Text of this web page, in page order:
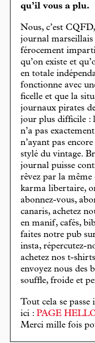
qu’il vous a plu.
Nous, c’est
journal marseillais
férocement
qu’on existe et
en totale
fonctionne avec
ficelle et que la
journaux pirates
jour plus difficile :
n’a pas
n’ayant pas
stylé du vintage.
journal puisse
rêvez par la même
karma libertaire,
abonnez-vous,
canaris, achetez
en manif, cafés,
faites notre pub
insta, répercutez-
achetez nos t-
envoyez nous des
souffle, froide et
Tout cela se passe
ici : PAGE
Merci mille fois